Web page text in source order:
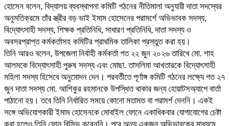
হোসেন বলেন, বিদ্যালয় ব্যবস্থাপনা কমিটি গঠনের নীতিমালা অনুযায়ী দাতা সদস্যের
অনুমতিক্রমে তাঁর স্ত্রীর বড় ভাই ইমাম হোসেনের পরামর্শে অভিভাবক সদস্য,
বিদ্যোৎসাহী সদস্য, শিক্ষক প্রতিনিধি, সাধারণ প্রতিনিধি, দাতা সদস্য ও
অবসরপ্রাপ্ত কর্মকর্তাসহ কমিটির প্রাথমিক তালিকা প্রস্তুত করা হয়।
তিনি আরও বলেন, উপজেলা নির্বাহী কর্মকর্তা গত ২২ জুন ২০২৬ তারিখে মো. শাহ
আলমকে বিদ্যোৎসাহী পুরুষ সদস্য এবং মোছা. তাসলিমা আখতারকে বিদ্যোৎসাহী
মহিলা সদস্য হিসেবে অনুমোদন দেন। পরবর্তীতে পূর্ণাঙ্গ কমিটি গঠনের লক্ষ্যে গত ২৭
জুন দাতা সদস্য মো. আশিকুর রহমানকে উপস্থিত থাকার জন্য হোয়াটসঅ্যাপে বার্তা
পাঠানো হয়। তবে তিনি নির্ধারিত সময়ে কোনো মতামত বা পরামর্শ দেননি। একই
সঙ্গে অভিযোগকারী ইমাম হোসেনকে মোবাইল ফোনে একাধিকবার যোগাযোগের চেষ্টা